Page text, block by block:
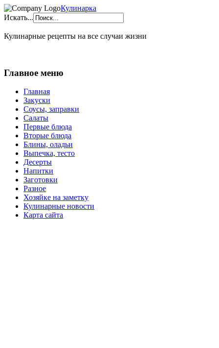
Кулинарка
Искать...
Кулинарные рецепты на все случаи жизни
Главное меню
Главная
Закуски
Соусы, заправки
Салаты
Первые блюда
Вторые блюда
Блины, оладьи
Выпечка, тесто
Десерты
Напитки
Заготовки
Разное
Хозяйке на заметку
Кулинарные новости
Карта сайта